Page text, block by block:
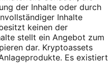
der Inhalte oder durch
Inhalte
keinen der
stellt ein Angebot zum
dar. Kryptoassets
Es existiert